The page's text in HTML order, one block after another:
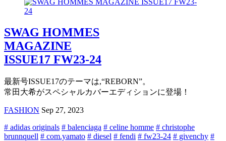
SWAG HOMMES
MAGAZINE
ISSUE17 FW23-24
最新号ISSUE17のテーマは,“REBORN”。
常田大希がスペシャルカバーエディションに登場！
FASHION Sep 27, 2023
# adidas originals # balenciaga # celine homme # christophe
brunnquell # com.yamato # diesel # fendi # fw23-24 # givenchy #